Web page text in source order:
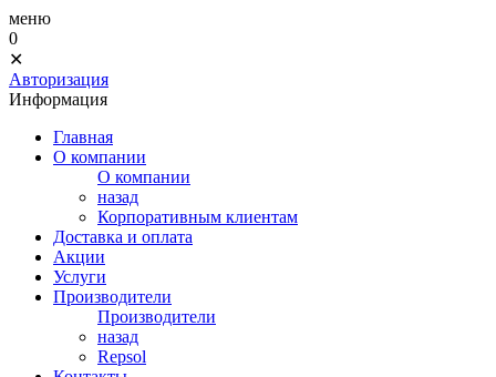
меню
0
✕
Авторизация
Информация
Главная
О компании
О компании
назад
Корпоративным клиентам
Доставка и оплата
Акции
Услуги
Производители
Производители
назад
Repsol